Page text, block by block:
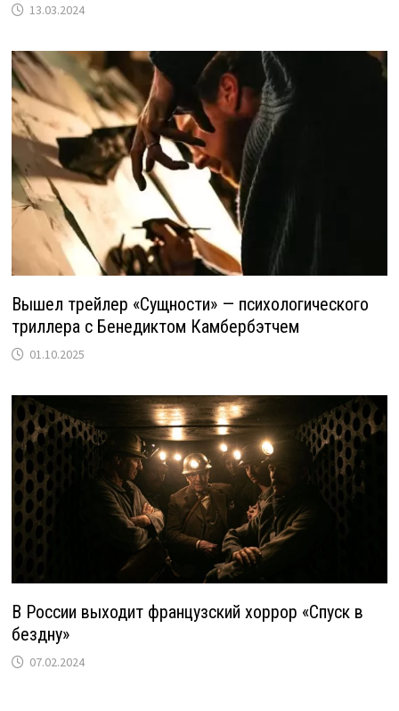
13.03.2024
Вышел трейлер «Сущности» — психологического
триллера с Бенедиктом Камбербэтчем
01.10.2025
В России выходит французский хоррор «Спуск в
бездну»
07.02.2024